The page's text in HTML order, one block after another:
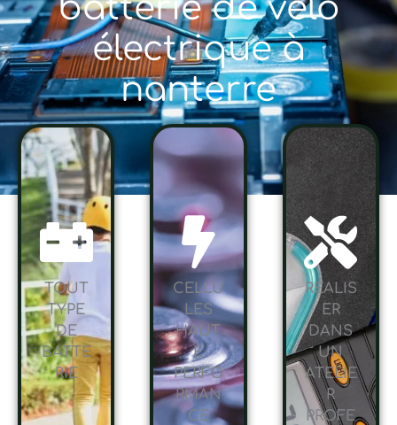
batterie de vélo
électrique à
nanterre
TOUT
TYPE
DE
BATTE
RIE
CELLU
LES
HAUT
E
PERFO
RMAN
CE
RÉALIS
ER
DANS
UN
ATELIE
R
PROFE